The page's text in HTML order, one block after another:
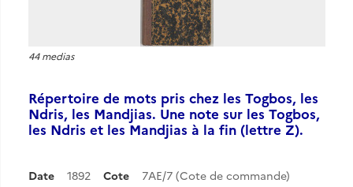
44 medias
Répertoire de mots pris chez les Togbos, les
Ndris, les Mandjias. Une note sur les Togbos,
les Ndris et les Mandjias à la fin (lettre Z).
Date 1892 Cote 7AE/7 (Cote de commande)